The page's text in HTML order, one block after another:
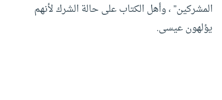
المشركين” ، وأهل الكتاب على حالة الشرك لأنهم
يؤلهون عيسى.